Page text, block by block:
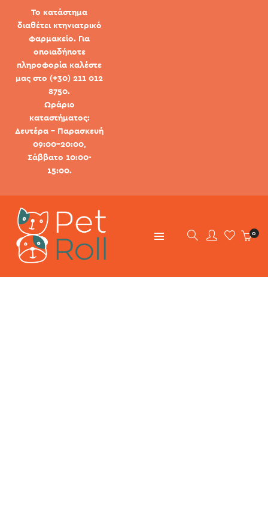
Το κατάστημα
διαθέτει κτηνιατρικό
φαρμακείο. Για
οποιαδήποτε
πληροφορία καλέστε
μας στο (+30) 211 012
8750.
Ωράριο
καταστήματος:
Δευτέρα - Παρασκευή
09:00-20:00,
Σάββατο 10:00-
15:00.
0